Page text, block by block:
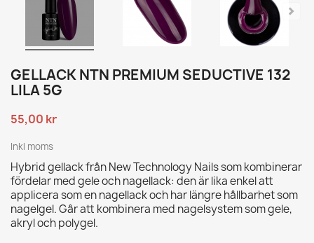
GELLACK NTN PREMIUM SEDUCTIVE 132
LILA 5G
55,00 kr
Inkl moms
Hybrid gellack från New Technology Nails som kombinerar
fördelar med gele och nagellack: den är lika enkel att
applicera som en nagellack och har längre hållbarhet som
nagelgel. Går att kombinera med nagelsystem som gele,
akryl och polygel.